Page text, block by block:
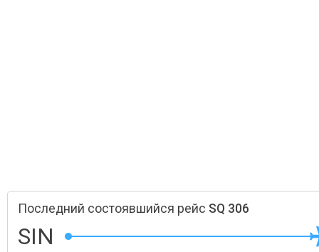
Последний состоявшийся рейс SQ 306
SIN